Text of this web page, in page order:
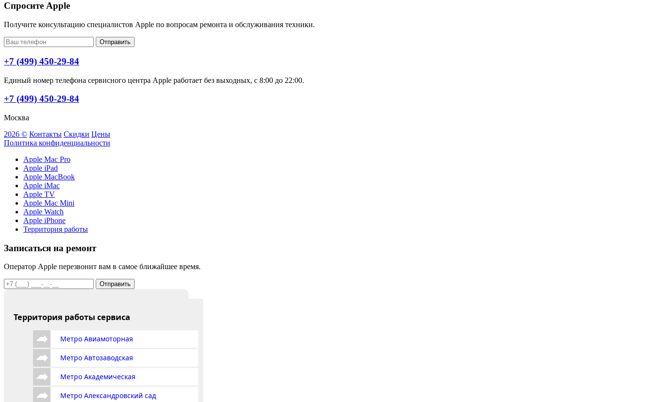
Спросите Apple
Получите консультацию специалистов Apple по вопросам ремонта и обслуживания техники.
Отправить
+7 (499) 450-29-84
Единый номер телефона сервисного центра Apple работает без выходных, с 8:00 до 22:00.
+7 (499) 450-29-84
Москва
2026 © Контакты Скидки Цены
Политика конфиденциальности
Apple Mac Pro
Apple iPad
Apple MacBook
Apple iMac
Apple TV
Apple Mac Mini
Apple Watch
Apple iPhone
Территория работы
Записаться на ремонт
Оператор Apple перезвонит вам в самое ближайшее время.
Отправить
Территория работы сервиса
Метро Авиамоторная
Метро Автозаводская
Метро Академическая
Метро Александровский сад